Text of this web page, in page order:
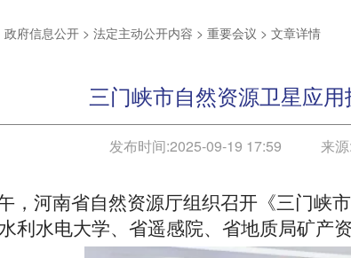
政府信息公开 > 法定主动公开内容 > 重要会议 > 文章详情
三门峡市自然资源卫星应
发布时间:2025-09-19 17:59 来源:
，河南省自然资源厅组织召开《三门峡
利水电大学、省遥感院、省地质局矿产